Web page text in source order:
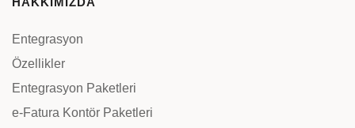
Entegrasyon
Özellikler
Entegrasyon Paketleri
e-Fatura Kontör Paketleri